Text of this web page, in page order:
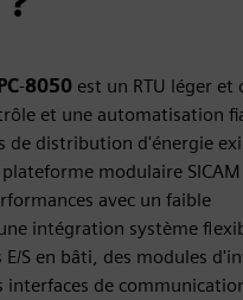
‑8050 est un RTU léger et
et une automatisation
de distribution d'énergie
plateforme modulaire
avec un faible
intégration système
E/S en bâti, des modules
de